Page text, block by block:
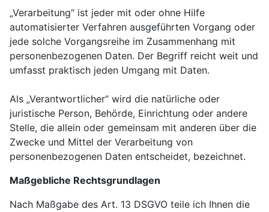
„Verarbeitung“ ist jeder mit oder ohne Hilfe
automatisierter Verfahren ausgeführten Vorgang oder
jede solche Vorgangsreihe im Zusammenhang mit
personenbezogenen Daten. Der Begriff reicht weit und
umfasst praktisch jeden Umgang mit Daten.
Als „Verantwortlicher“ wird die natürliche oder
juristische Person, Behörde, Einrichtung oder andere
Stelle, die allein oder gemeinsam mit anderen über die
Zwecke und Mittel der Verarbeitung von
personenbezogenen Daten entscheidet, bezeichnet.
Maßgebliche Rechtsgrundlagen
Nach Maßgabe des Art. 13 DSGVO teile ich Ihnen die